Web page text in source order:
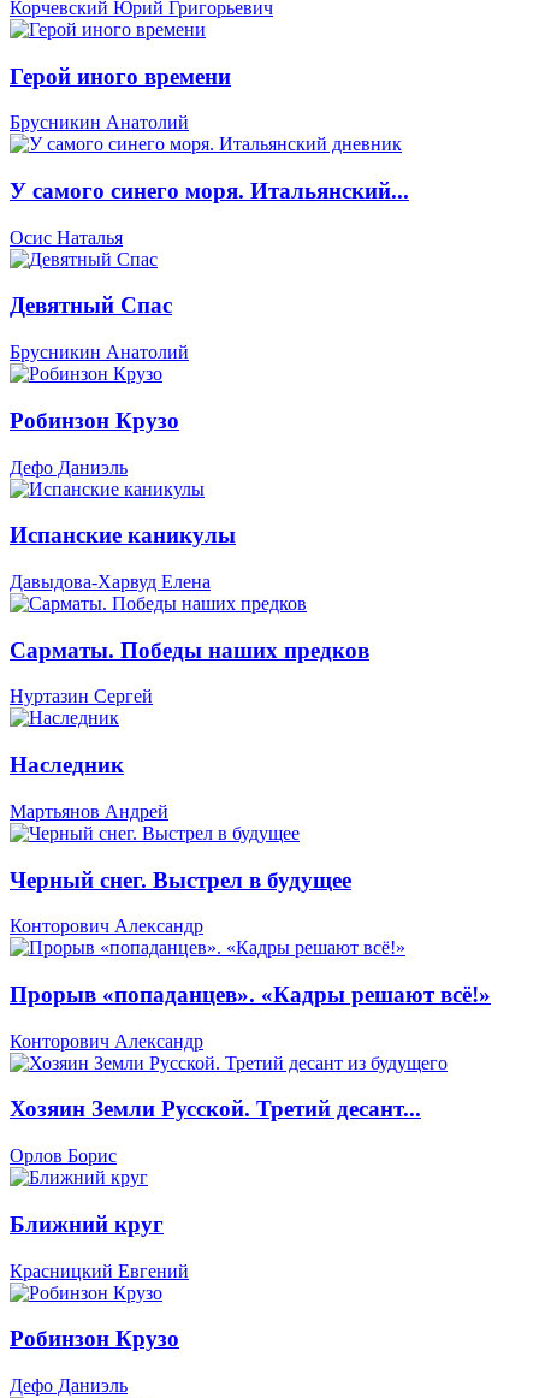
Корчевский Юрий Григорьевич
Герой иного времени
Брусникин Анатолий
У самого синего моря. Итальянский...
Осис Наталья
Девятный Спас
Брусникин Анатолий
Робинзон Крузо
Дефо Даниэль
Испанские каникулы
Давыдова-Харвуд Елена
Сарматы. Победы наших предков
Нуртазин Сергей
Наследник
Мартьянов Андрей
Черный снег. Выстрел в будущее
Конторович Александр
Прорыв «попаданцев». «Кадры решают всё!»
Конторович Александр
Хозяин Земли Русской. Третий десант...
Орлов Борис
Ближний круг
Красницкий Евгений
Робинзон Крузо
Дефо Даниэль